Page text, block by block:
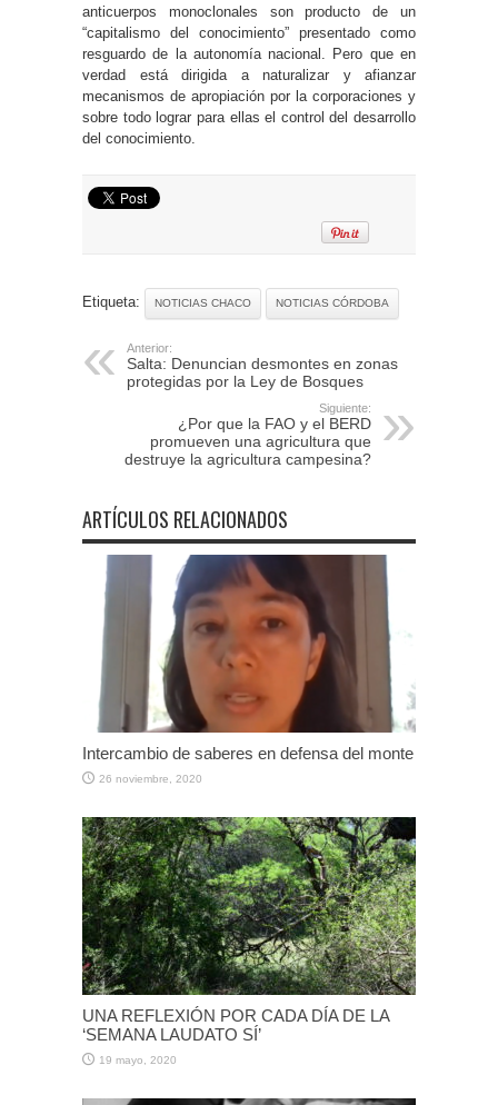
anticuerpos monoclonales son producto de un
“capitalismo del conocimiento” presentado como
resguardo de la autonomía nacional. Pero que en
verdad está dirigida a naturalizar y afianzar
mecanismos de apropiación por la corporaciones y
sobre todo lograr para ellas el control del desarrollo
del conocimiento.
Etiqueta: NOTICIAS CHACO NOTICIAS CÓRDOBA
Anterior:
Salta: Denuncian desmontes en zonas
protegidas por la Ley de Bosques
Siguiente:
¿Por que la FAO y el BERD
promueven una agricultura que
destruye la agricultura campesina?
ARTÍCULOS RELACIONADOS
Intercambio de saberes en defensa del monte
26 noviembre, 2020
UNA REFLEXIÓN POR CADA DÍA DE LA
‘SEMANA LAUDATO SÍ’
19 mayo, 2020